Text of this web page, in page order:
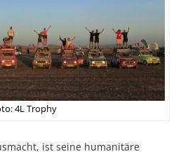
4L Trophy
ist seine humanitäre